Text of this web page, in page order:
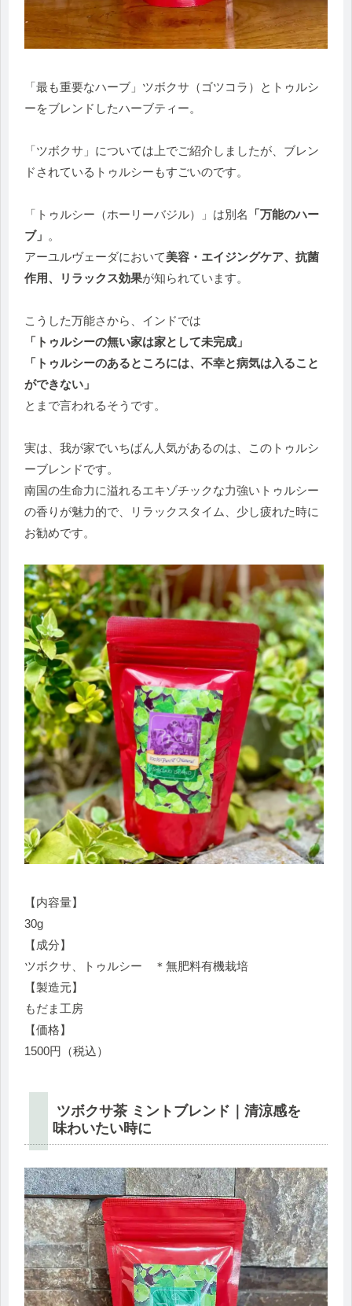
「最も重要なハーブ」ツボクサ（ゴツコラ）とトゥルシ
ーをブレンドしたハーブティー。
「ツボクサ」については上でご紹介しましたが、ブレン
ドされているトゥルシーもすごいのです。
「トゥルシー（ホーリーバジル）」は別名
「万能のハー
ブ」 。
アーユルヴェーダにおいて美容・エイジングケア、抗菌
作用、リラックス効果が知られています。
こうした万能さから、インドでは
「トゥルシーの無い家は家として未完成」
「トゥルシーのあるところには、不幸と病気は入ること
ができない」
とまで言われるそうです。
実は、我が家でいちばん人気があるのは、このトゥルシ
ーブレンドです。
南国の生命力に溢れるエキゾチックな力強いトゥルシー
の香りが魅力的で、リラックスタイム、少し疲れた時に
お勧めです。
【内容量】
30g
【成分】
ツボクサ、トゥルシー ＊無肥料有機栽培
【製造元】
もだま工房
【価格】
1500円（税込）
ツボクサ茶 ミントブレンド｜清涼感を
味わいたい時に